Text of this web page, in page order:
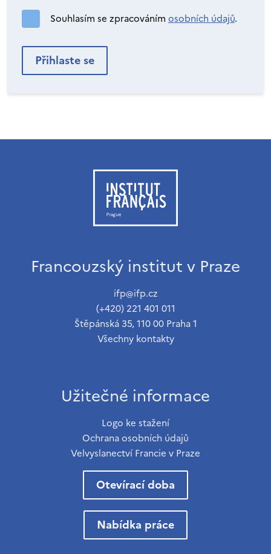
Souhlasím se zpracováním osobních údajů.
Francouzský institut v Praze
ifp@ifp.cz
(+420) 221 401 011
Štěpánská 35, 110 00 Praha 1
Všechny kontakty
Užitečné informace
Logo ke stažení
Ochrana osobních údajů
Velvyslanectví Francie v Praze
Otevírací doba
Nabídka práce